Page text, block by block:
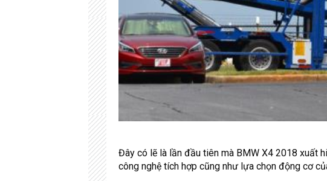
Đây có lẽ là lần đầu tiên mà BMW X4 2018 xuất
công nghệ tích hợp cũng như lựa chọn động cơ